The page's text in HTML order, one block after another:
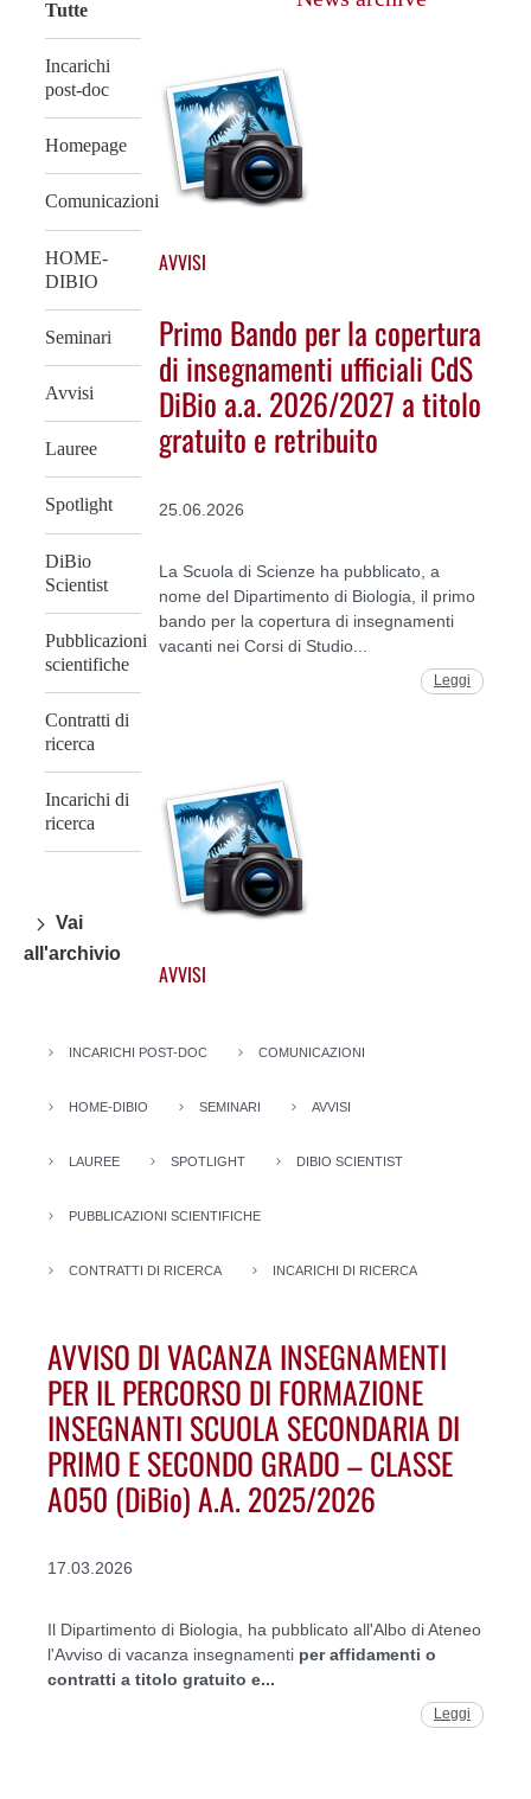
Tutte
Incarichi
post-doc
Homepage
Comunicazioni
HOME-
DIBIO
Seminari
Avvisi
Lauree
Spotlight
DiBio
Scientist
Pubblicazioni
scientifiche
Contratti di
ricerca
Incarichi di
ricerca
Vai
all'archivio
INCARICHI POST-DOC COMUNICAZIONI
HOME-DIBIO SEMINARI AVVISI
LAUREE SPOTLIGHT DIBIO SCIENTIST
PUBBLICAZIONI SCIENTIFICHE
CONTRATTI DI RICERCA INCARICHI DI RICERCA
AVVISI
Primo Bando per la copertura
di insegnamenti ufficiali CdS
DiBio a.a. 2026/2027 a titolo
gratuito e retribuito
25.06.2026
La Scuola di Scienze ha pubblicato, a
nome del Dipartimento di Biologia, il primo
bando per la copertura di insegnamenti
vacanti nei Corsi di Studio...
Leggi
AVVISI
AVVISO DI VACANZA INSEGNAMENTI
PER IL PERCORSO DI FORMAZIONE
INSEGNANTI SCUOLA SECONDARIA DI
PRIMO E SECONDO GRADO – CLASSE
A050 (DiBio) A.A. 2025/2026
17.03.2026
Il Dipartimento di Biologia, ha pubblicato all'Albo di Ateneo
l'Avviso di vacanza insegnamenti per affidamenti o
contratti a titolo gratuito e...
Leggi